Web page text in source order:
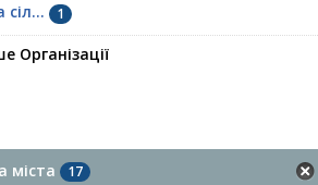
сіл... 1
Організації
міста 17